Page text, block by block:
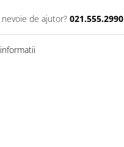
nevoie de ajutor? 021.555.2990